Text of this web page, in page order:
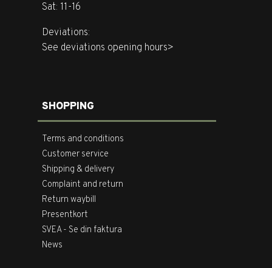
Sat: 11-16
Deviations:
See deviations opening hours>
SHOPPING
Terms and conditions
Customer service
Shipping & delivery
Complaint and return
Return waybill
Presentkort
SVEA - Se din faktura
News